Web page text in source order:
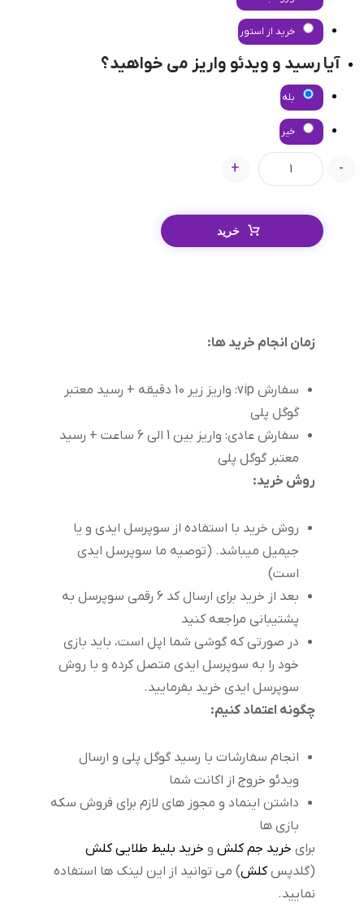
خرید از استور
آیا رسید و ویدئو واریز می خواهید؟
بله
خیر
-
+
خرید
زمان انجام خرید ها:
سفارش vip: واریز زیر 10 دقیقه + رسید معتبر
گوگل پلی
سفارش عادی: واریز بین 1 الی 6 ساعت + رسید
معتبر گوگل پلی
روش خرید:
روش خرید با استفاده از سوپرسل ایدی و یا
جیمیل میباشد. (توصیه ما سوپرسل ایدی
است)
بعد از خرید برای ارسال کد 6 رقمی سوپرسل به
پشتیبانی مراجعه کنید
در صورتی که گوشی شما اپل است، باید بازی
خود را به سوپرسل ایدی متصل کرده و با روش
سوپرسل ایدی خرید بفرمایید.
چگونه اعتماد کنیم:
انجام سفارشات با رسید گوگل پلی و ارسال
ویدئو خروج از اکانت شما
داشتن اینماد و مجوز های لازم برای فروش سکه
بازی ها
برای خرید جم کلش و خرید بلیط طلایی کلش
(گلدپسکلش) می توانید از این لینک ها استفاده
نمایید.